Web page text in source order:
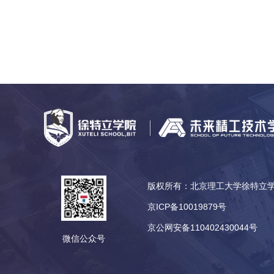
微信公众号
版权所有：北京理工大学徐特
京ICP备10019879号
京公网安备110402430044号